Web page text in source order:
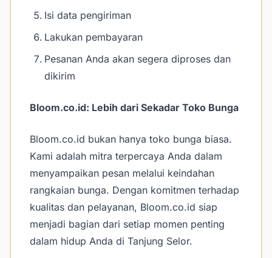
Isi data pengiriman
Lakukan pembayaran
Pesanan Anda akan segera diproses dan
dikirim
Bloom.co.id: Lebih dari Sekadar Toko Bunga
Bloom.co.id bukan hanya toko bunga biasa.
Kami adalah mitra terpercaya Anda dalam
menyampaikan pesan melalui keindahan
rangkaian bunga. Dengan komitmen terhadap
kualitas dan pelayanan, Bloom.co.id siap
menjadi bagian dari setiap momen penting
dalam hidup Anda di Tanjung Selor.